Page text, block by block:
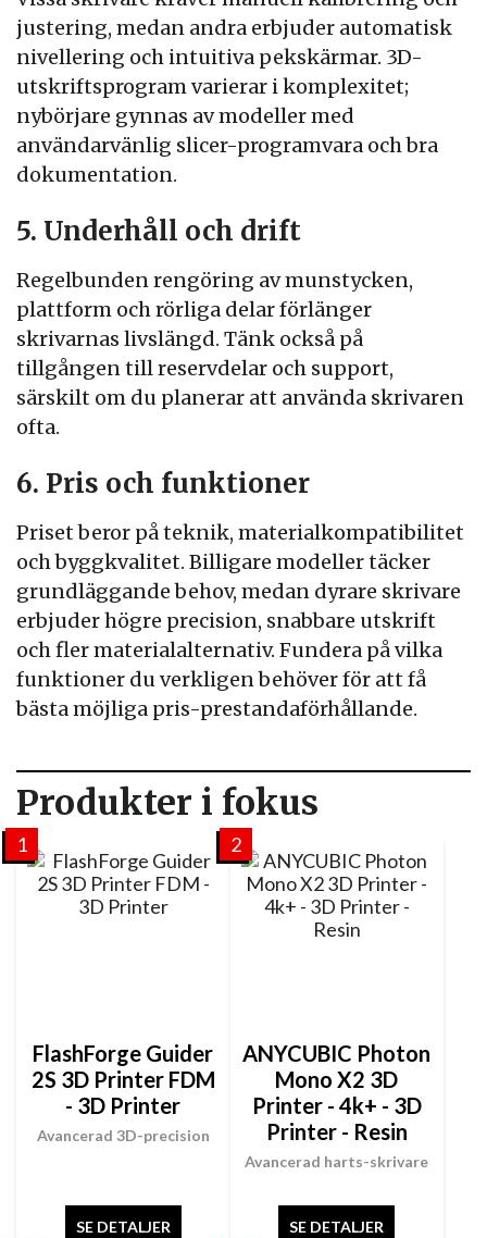
justering, medan andra erbjuder automatisk
nivellering och intuitiva pekskärmar. 3D-
utskriftsprogram varierar i komplexitet;
nybörjare gynnas av modeller med
användarvänlig slicer-programvara och bra
dokumentation.
5. Underhåll och drift
Regelbunden rengöring av munstycken,
plattform och rörliga delar förlänger
skrivarnas livslängd. Tänk också på
tillgången till reservdelar och support,
särskilt om du planerar att använda skrivaren
ofta.
6. Pris och funktioner
Priset beror på teknik, materialkompatibilitet
och byggkvalitet. Billigare modeller täcker
grundläggande behov, medan dyrare skrivare
erbjuder högre precision, snabbare utskrift
och fler materialalternativ. Fundera på vilka
funktioner du verkligen behöver för att få
bästa möjliga pris-prestandaförhållande.
Produkter i fokus
1
Avancerad 3D-precision
FlashForge Guider
2S 3D Printer FDM
- 3D Printer
SE DETALJER
2
Avancerad harts-skrivare
ANYCUBIC Photon
Mono X2 3D
Printer - 4k+ - 3D
Printer - Resin
SE DETALJER